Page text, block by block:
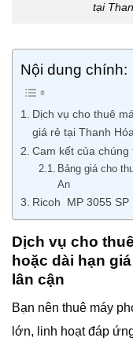
tại
Nội dung chính:
Dịch vụ cho thuê
giá rẻ tại Thanh
Cam kết của chúng
Bảng giá cho
An
Ricoh MP 3055 SP
Dịch vụ cho
hoặc dài hạn
lân cận
Bạn nên thuê máy
lớn, linh hoạt đáp